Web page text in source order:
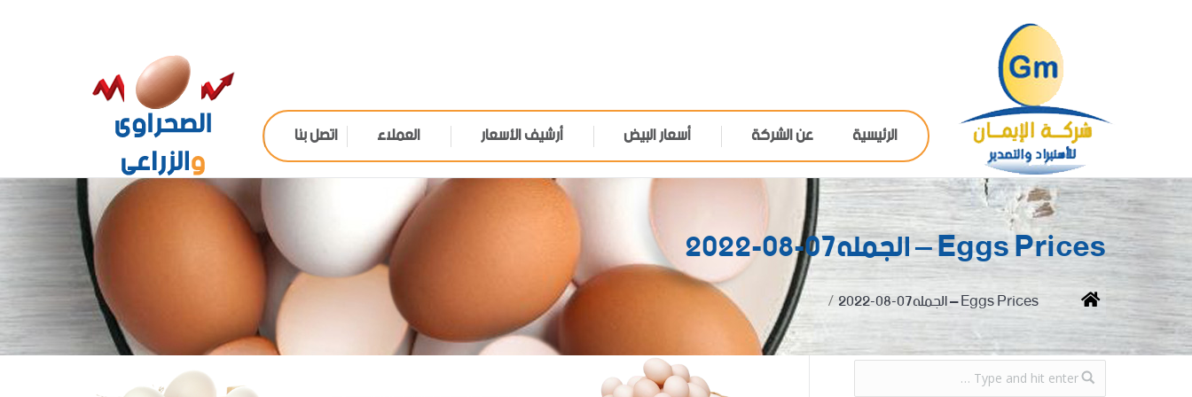
الرئيسية عن الشركة أسعار البيض أرشيف الأسعار العملاء اتصل بنا
Eggs Prices – الجمله07-08-2022
You are here:
Home Eggs Prices – الجمله07-08-2022